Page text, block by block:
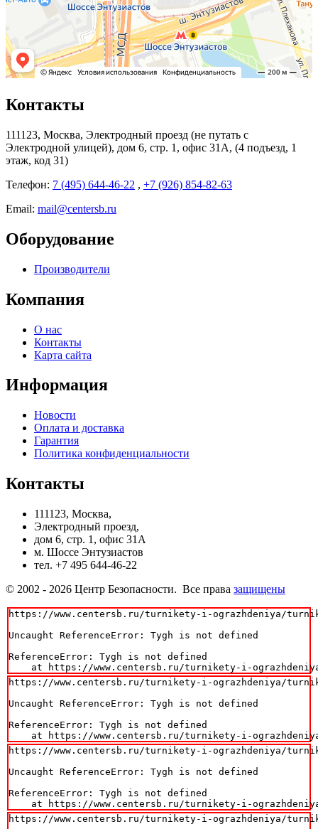
Контакты
111123, Москва, Электродный проезд (не путать с
Электродной улицей), дом 6, стр. 1, офис 31А, (4 подъезд, 1
этаж, код 31)
Телефон: 7 (495) 644-46-22 , +7 (926) 854-82-63
Email: mail@centersb.ru
Оборудование
Производители
Компания
О нас
Контакты
Карта сайта
Информация
Новости
Оплата и доставка
Гарантия
Политика конфиденциальности
Контакты
111123, Москва,
Электродный проезд,
дом 6, стр. 1, офис 31А
м. Шоссе Энтузиастов
тел. +7 495 644-46-22
© 2002 - 2026 Центр Безопасности. Все права защищены
https://www.centersb.ru/turnikety-i-ograzhdeniya/
Uncaught ReferenceError: Tygh is not defined
ReferenceError: Tygh is not defined
at https://www.centersb.ru/turnikety-i-
https://www.centersb.ru/turnikety-i-ograzhdeniya/
Uncaught ReferenceError: Tygh is not defined
ReferenceError: Tygh is not defined
at https://www.centersb.ru/turnikety-i-
https://www.centersb.ru/turnikety-i-ograzhdeniya/
Uncaught ReferenceError: Tygh is not defined
ReferenceError: Tygh is not defined
at https://www.centersb.ru/turnikety-i-
https://www.centersb.ru/turnikety-i-ograzhdeniya/